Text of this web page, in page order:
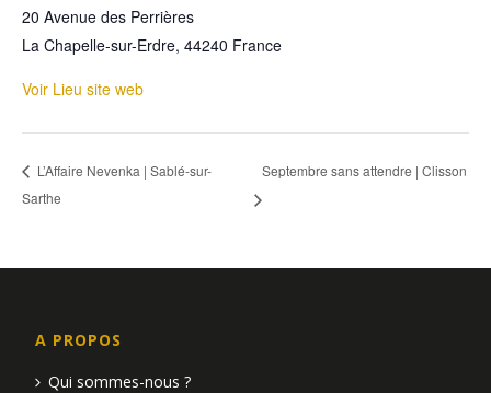
20 Avenue des Perrières
La Chapelle-sur-Erdre, 44240 France
Voir Lieu site web
L’Affaire Nevenka | Sablé-sur-
Sarthe
Septembre sans attendre | Clisson
A PROPOS
Qui sommes-nous ?